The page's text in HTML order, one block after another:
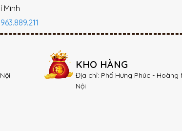
Minh
KHO HÀNG
Địa chỉ: Phố Hưng Phúc - Hoàng
Nội